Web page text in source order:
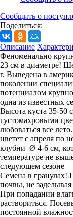
Сообщить о
Поделиться:
Описание
Феноменально
23 см в диаметре!
г. Выведена в
поколении
потенциалом
одна из известных
Высота куста 35-
густомахровыми
любоваться все
цветет с апреля по
клубни Ø 4-6 см,
температуре не
следующем сезоне
Семена в гранулах!
почвы, не
При попадании
раствориться.
постоянной